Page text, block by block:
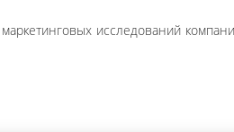
исследований